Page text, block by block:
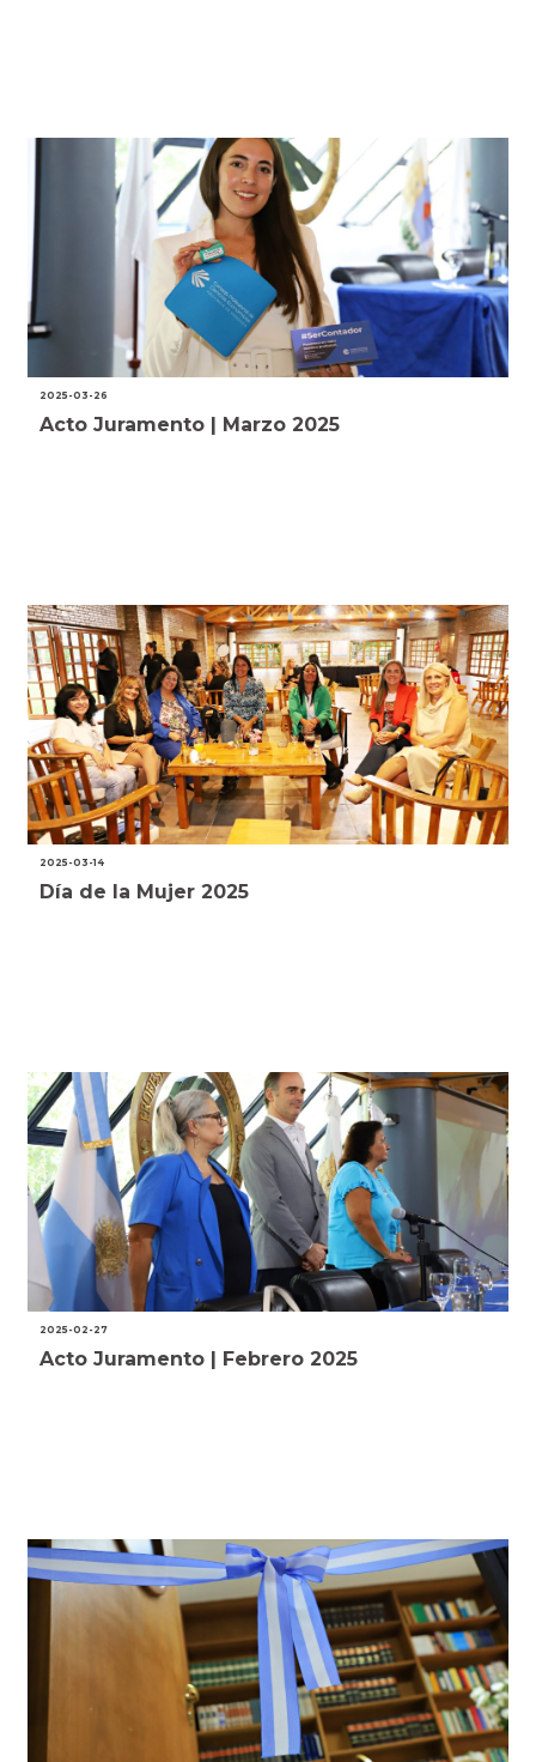
2025-03-26
Acto Juramento | Marzo 2025
2025-03-14
Día de la Mujer 2025
2025-02-27
Acto Juramento | Febrero 2025